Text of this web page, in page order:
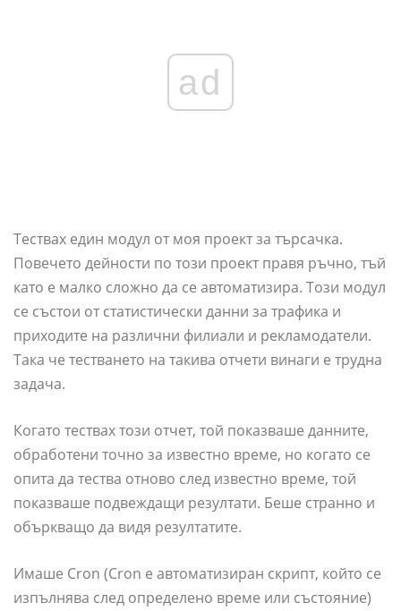
ad
Тествах един модул от моя проект за търсачка.
Повечето дейности по този проект правя ръчно, тъй
като е малко сложно да се автоматизира. Този модул
се състои от статистически данни за трафика и
приходите на различни филиали и рекламодатели.
Така че тестването на такива отчети винаги е трудна
задача.
Когато тествах този отчет, той показваше данните,
обработени точно за известно време, но когато се
опита да тества отново след известно време, той
показваше подвеждащи резултати. Беше странно и
объркващо да видя резултатите.
Имаше Cron (Cron е автоматизиран скрипт, който се
изпълнява след определено време или състояние)